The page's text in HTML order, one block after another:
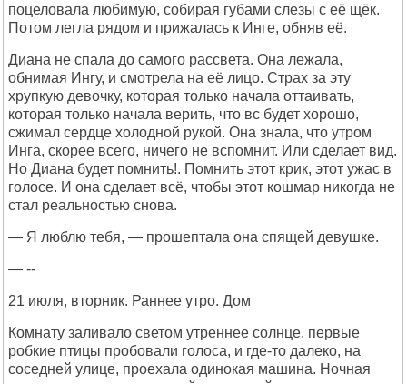
поцеловала любимую, собирая губами слезы с её щёк.
Потом легла рядом и прижалась к Инге, обняв её.
Диана не спала до самого рассвета. Она лежала,
обнимая Ингу, и смотрела на её лицо. Страх за эту
хрупкую девочку, которая только начала оттаивать,
которая только начала верить, что вс будет хорошо,
сжимал сердце холодной рукой. Она знала, что утром
Инга, скорее всего, ничего не вспомнит. Или сделает вид.
Но Диана будет помнить!. Помнить этот крик, этот ужас в
голосе. И она сделает всё, чтобы этот кошмар никогда не
стал реальностью снова.
— Я люблю тебя, — прошептала она спящей девушке.
— --
21 июля, вторник. Раннее утро. Дом
Комнату заливало светом утреннее солнце, первые
робкие птицы пробовали голоса, и где-то далеко, на
соседней улице, проехала одинокая машина. Ночная